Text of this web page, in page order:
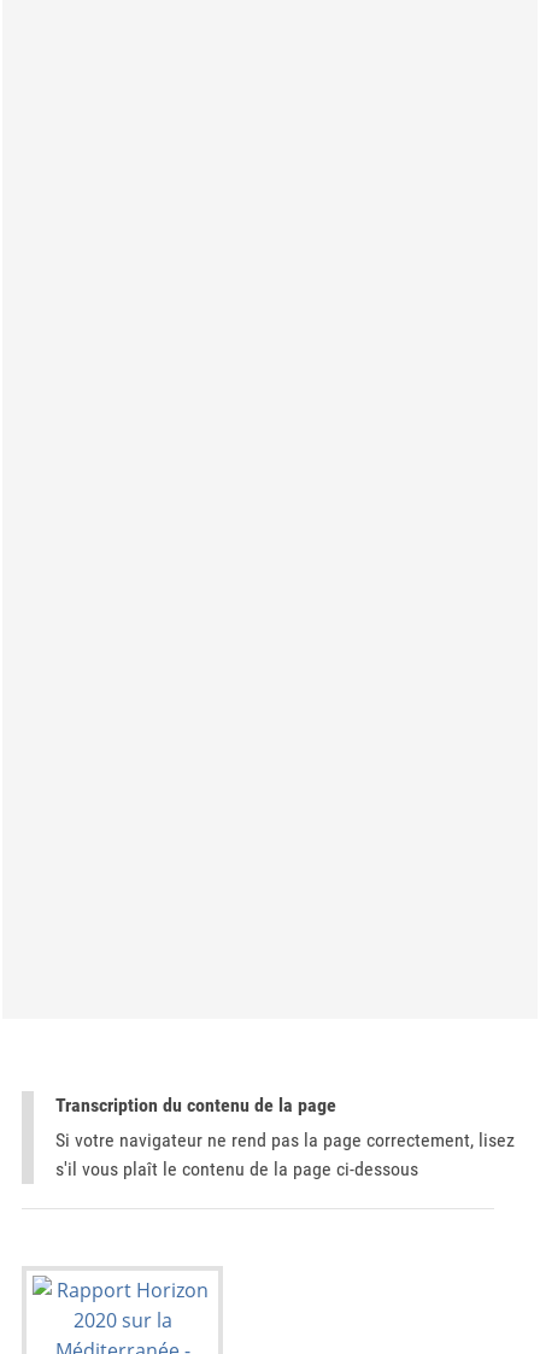
Transcription du contenu de la page
Si votre navigateur ne rend pas la page correctement, lisez
s'il vous plaît le contenu de la page ci-dessous